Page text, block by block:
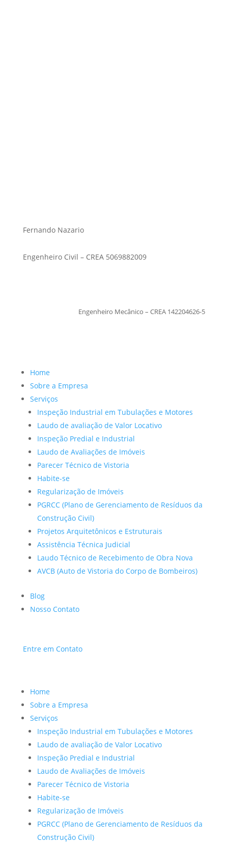
Fernando Nazario
Engenheiro Civil – CREA 5069882009
Engenheiro Mecânico – CREA 142204626-5
Home
Sobre a Empresa
Serviços
Inspeção Industrial em Tubulações e Motores
Laudo de avaliação de Valor Locativo
Inspeção Predial e Industrial
Laudo de Avaliações de Imóveis
Parecer Técnico de Vistoria
Habite-se
Regularização de Imóveis
PGRCC (Plano de Gerenciamento de Resíduos da
Construção Civil)
Projetos Arquitetônicos e Estruturais
Assistência Técnica Judicial
Laudo Técnico de Recebimento de Obra Nova
AVCB (Auto de Vistoria do Corpo de Bombeiros)
Blog
Nosso Contato
Entre em Contato
Home
Sobre a Empresa
Serviços
Inspeção Industrial em Tubulações e Motores
Laudo de avaliação de Valor Locativo
Inspeção Predial e Industrial
Laudo de Avaliações de Imóveis
Parecer Técnico de Vistoria
Habite-se
Regularização de Imóveis
PGRCC (Plano de Gerenciamento de Resíduos da
Construção Civil)